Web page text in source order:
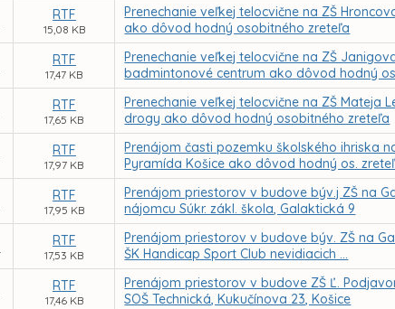
RTF
15,08 KB
Prenechanie veľkej telocvične na ZŠ
ako dôvod hodný osobitného zreteľa
RTF
17,47 KB
Prenechanie veľkej telocvične na ZŠ
badmintonové centrum ako dôvod hodný
RTF
17,65 KB
Prenechanie veľkej telocvične na ZŠ Mateja
drogy ako dôvod hodný osobitného zreteľa
RTF
17,97 KB
Prenájom časti pozemku školského ihriska
Pyramída Košice ako dôvod hodný os.
RTF
17,95 KB
Prenájom priestorov v budove býv.j ZŠ na
nájomcu Súkr. zákl. škola, Galaktická 9
RTF
17,53 KB
Prenájom priestorov v budove býv. ZŠ na
ŠK Handicap Sport Club nevidiacich ...
RTF
17,46 KB
Prenájom priestorov v budove ZŠ Ľ.
SOŠ Technická, Kukučínova 23, Košice